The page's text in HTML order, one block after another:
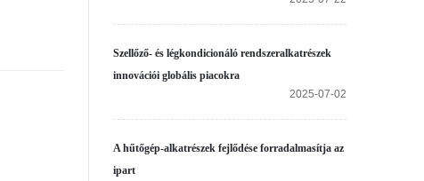
Szellőző- és légkondicionáló rendszeralkatrészek
innovációi globális piacokra
2025-07-02
A hűtőgép-alkatrészek fejlődése forradalmasítja az
ipart